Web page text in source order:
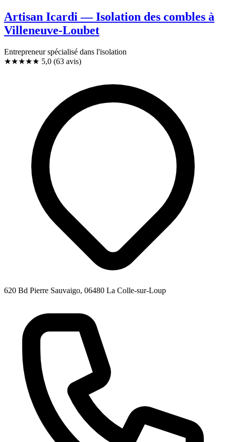
Artisan Icardi — Isolation des combles à
Villeneuve-Loubet
Entrepreneur spécialisé dans l'isolation
★★★★★ 5,0 (63 avis)
620 Bd Pierre Sauvaigo, 06480 La Colle-sur-Loup